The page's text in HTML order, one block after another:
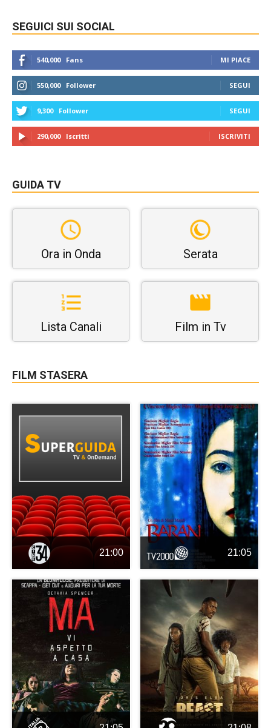
SEGUICI SUI SOCIAL
540,000 Fans MI PIACE
550,000 Follower SEGUI
9,300 Follower SEGUI
290,000 Iscritti ISCRIVITI
GUIDA TV
Ora in Onda Serata
Lista Canali Film in Tv
FILM STASERA
21:00 21:05